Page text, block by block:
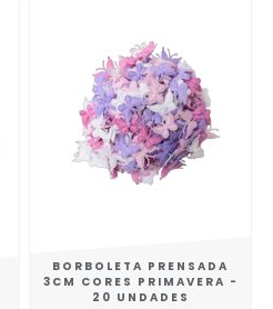
BORBOLETA PRENSADA
3CM CORES PRIMAVERA -
20 UNDADES